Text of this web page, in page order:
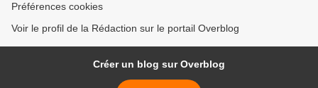
Préférences cookies
Voir le profil de la Rédaction sur le portail Overblog
Créer un blog sur Overblog